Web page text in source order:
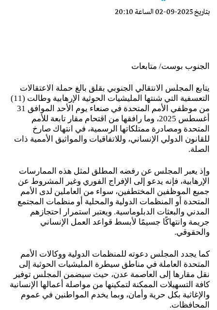
بتاريخ 2025-09-02 الساعة 20:10
الجنوب بوست/ متابعات
‏يتابع المجلس الانتقالي الجنوبي بقلق بالغ حملة الاعتقالات
التعسفية التي شنتها المليشيات الحوثية الإرهابية وطالت (11)
من موظفي الأمم المتحدة في صنعاء يوم الأحد الموافق 31
أغسطس 2025، وما رافقها من اقتحام مقار تابعة للأمم
المتحدة ومصادرة ممتلكاتها الرسمية، في انتهاك صارخ
للقانون الدولي الإنساني، وللاتفاقيات والمواثيق الأممية ذات
الصلة.
‏وإذ يعبر المجلس عن رفضه المطلق لمثل هذه الممارسات
الإرهابية، فإنه يدعو إلى الإفراج الفوري وغير المشروط عن
جميع الموظفين المختطفين، سواء من العاملين لدى الأمم
المتحدة أو المنظمات الدولية والمحلية أو منظمات المجتمع
المدني والبعثات الدبلوماسية. ويعتبر استمرار احتجازهم
جريمة وانتهاكًا جسيمًا لأبسط قواعد العمل الإنساني
والحقوقي.
‏كما يجدد المجلس دعوته للمنظمات الدولية ووكالات الأمم
المتحدة العاملة في مناطق سيطرة المليشيات الحوثية إلى
نقل مقارها إلى العاصمة عدن، حيث سيضمن المجلس توفير
كافة التسهيلات الممكنة لتمكينها من مواصلة أعمالها الإنسانية
والإغاثية بكل حرية وأمان، وبما يخدم المواطنين في عموم
المحافظات.